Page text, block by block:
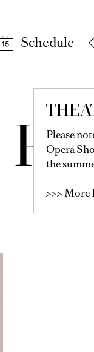
Schedule
Please
Opera
the
>>>